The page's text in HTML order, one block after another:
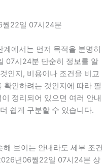
월22일 07시24분
에서는 먼저 목적을 분명히
07시24분 단순히 정보를 알
인지, 비용이나 조건을 비교
인하려는 것인지에 따라 필
정리되어 있으면 여러 안내
쉽게 구분할 수 있습니다.
보이는 안내라도 세부 조건
년06월22일 07시24분 상